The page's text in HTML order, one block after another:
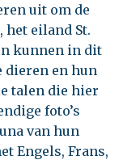
uit om de
het eiland St.
kunnen in dit
dieren en hun
talen die hier
foto’s
van hun
Engels, Frans,